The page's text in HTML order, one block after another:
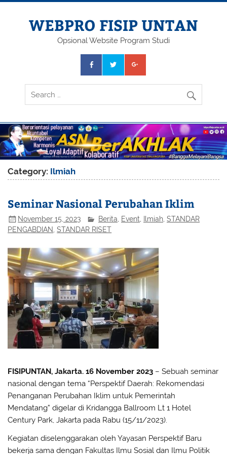
Skip
WEBPRO FISIP UNTAN
Opsional Website Program Studi
Category: Ilmiah
Seminar Nasional Perubahan Iklim
November 15, 2023 Berita Event Ilmiah ,STANDAR
PENGABDIAN,STANDAR RISET
FISIPUNTAN, Jakarta. 16 November 2023 – Sebuah seminar
nasional dengan tema “Perspektif Daerah: Rekomendasi
Penanganan Perubahan Iklim untuk Pemerintah
Mendatang” digelar di Kridangga Ballroom Lt 1 Hotel
Century Park, Jakarta pada Rabu (15/11/2023).
Kegiatan diselenggarakan oleh Yayasan Perspektif Baru
bekerja sama dengan Fakultas Ilmu Sosial dan Ilmu Politik